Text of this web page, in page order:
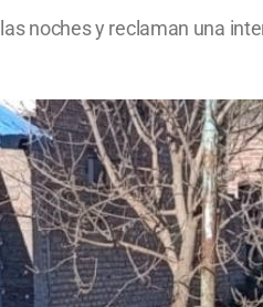
noches y reclaman una